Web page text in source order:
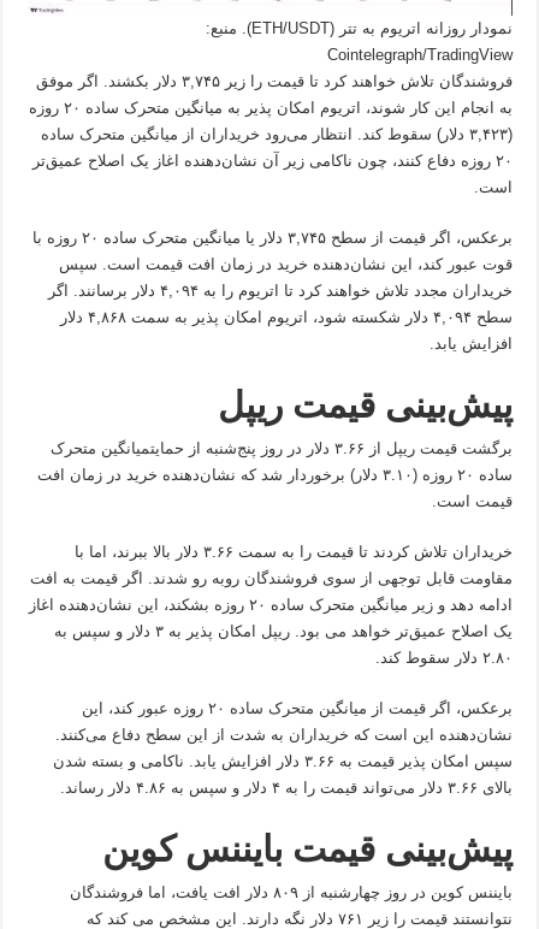
نمودار روزانه اتریوم به تتر (ETH/USDT). منبع:
Cointelegraph/TradingView
فروشندگان تلاش خواهند کرد تا قیمت را زیر ۳,۷۴۵ دلار بکشند. اگر موفق
به انجام این کار شوند، اتریوم امکان پذیر به میانگین متحرک ساده ۲۰ روزه
(۳,۴۲۳ دلار) سقوط کند. انتظار می‌رود خریداران از میانگین متحرک ساده
۲۰ روزه دفاع کنند، چون ناکامی زیر آن نشان‌دهنده اغاز یک اصلاح عمیق‌تر
است.
برعکس، اگر قیمت از سطح ۳,۷۴۵ دلار یا میانگین متحرک ساده ۲۰ روزه با
قوت عبور کند، این نشان‌دهنده خرید در زمان افت قیمت است. سپس
خریداران مجدد تلاش خواهند کرد تا اتریوم را به ۴,۰۹۴ دلار برسانند. اگر
سطح ۴,۰۹۴ دلار شکسته شود، اتریوم امکان پذیر به سمت ۴,۸۶۸ دلار
افزایش یابد.
پیش‌بینی قیمت ریپل
برگشت قیمت ریپل از ۳.۶۶ دلار در روز پنج‌شنبه از حمایتمیانگین متحرک
ساده ۲۰ روزه (۳.۱۰ دلار) برخوردار شد که نشان‌دهنده خرید در زمان افت
قیمت است.
خریداران تلاش کردند تا قیمت را به سمت ۳.۶۶ دلار بالا ببرند، اما با
مقاومت قابل توجهی از سوی فروشندگان روبه رو شدند. اگر قیمت به افت
ادامه دهد و زیر میانگین متحرک ساده ۲۰ روزه بشکند، این نشان‌دهنده اغاز
یک اصلاح عمیق‌تر خواهد می بود. ریپل امکان پذیر به ۳ دلار و سپس به
۲.۸۰ دلار سقوط کند.
برعکس، اگر قیمت از میانگین متحرک ساده ۲۰ روزه عبور کند، این
نشان‌دهنده این است که خریداران به شدت از این سطح دفاع می‌کنند.
سپس امکان پذیر قیمت به ۳.۶۶ دلار افزایش یابد. ناکامی و بسته شدن
بالای ۳.۶۶ دلار می‌تواند قیمت را به ۴ دلار و سپس به ۴.۸۶ دلار رساند.
پیش‌بینی قیمت بایننس کوین
بایننس کوین در روز چهارشنبه از ۸۰۹ دلار افت یافت، اما فروشندگان
نتوانستند قیمت را زیر ۷۶۱ دلار نگه دارند. این مشخص می کند که